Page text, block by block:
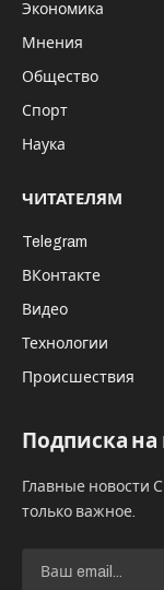
С 26 по 28
выставка
для пищевой
Сибирская
неделя-2022.
форум «Дни
Сибирская
зарубежных